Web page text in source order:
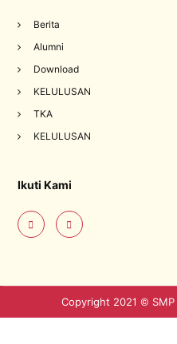
Berita
Alumni
Download
KELULUSAN
TKA
KELULUSAN
Ikuti Kami
Copyright 2021 ©